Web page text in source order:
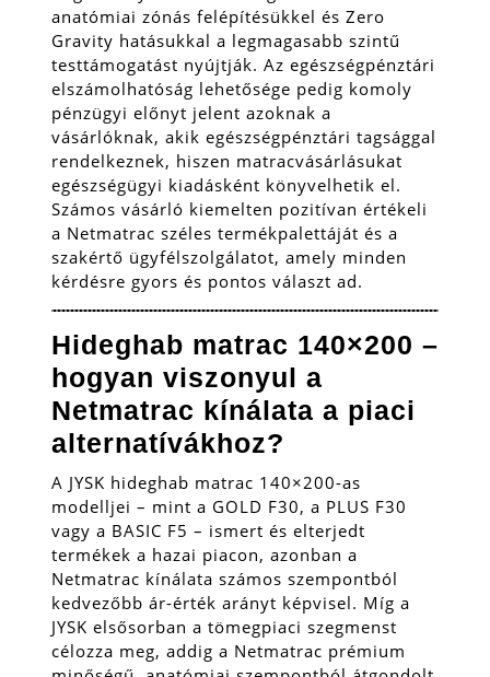
anatómiai zónás felépítésükkel és Zero
Gravity hatásukkal a legmagasabb szintű
testtámogatást nyújtják. Az egészségpénztári
elszámolhatóság lehetősége pedig komoly
pénzügyi előnyt jelent azoknak a
vásárlóknak, akik egészségpénztári tagsággal
rendelkeznek, hiszen matracvásárlásukat
egészségügyi kiadásként könyvelhetik el.
Számos vásárló kiemelten pozitívan értékeli
a Netmatrac széles termékpalettáját és a
szakértő ügyfélszolgálatot, amely minden
kérdésre gyors és pontos választ ad.
Hideghab matrac 140×200 –
hogyan viszonyul a
Netmatrac kínálata a piaci
alternatívákhoz?
A JYSK hideghab matrac 140×200-as
modelljei – mint a GOLD F30, a PLUS F30
vagy a BASIC F5 – ismert és elterjedt
termékek a hazai piacon, azonban a
Netmatrac kínálata számos szempontból
kedvezőbb ár-érték arányt képvisel. Míg a
JYSK elsősorban a tömegpiaci szegmenst
célozza meg, addig a Netmatrac prémium